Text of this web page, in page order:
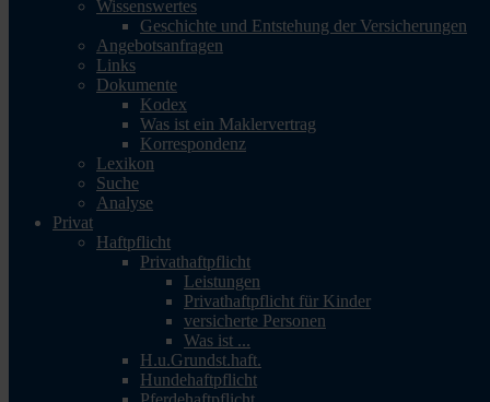
Wissenswertes
Geschichte und Entstehung der Versicherungen
Angebotsanfragen
Links
Dokumente
Kodex
Was ist ein Maklervertrag
Korrespondenz
Lexikon
Suche
Analyse
Privat
Haftpflicht
Privathaftpflicht
Leistungen
Privathaftpflicht für Kinder
versicherte Personen
Was ist ...
H.u.Grundst.haft.
Hundehaftpflicht